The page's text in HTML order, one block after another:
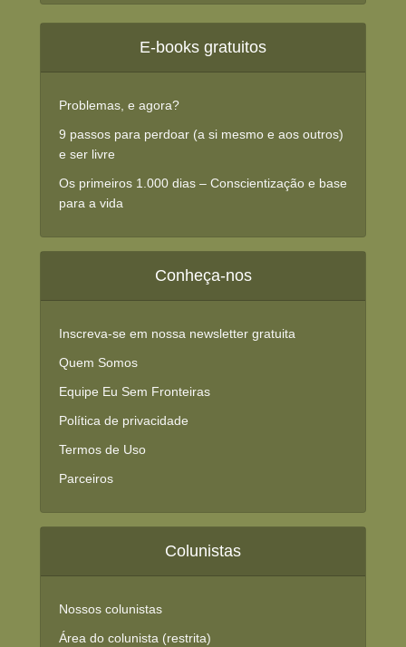
E-books gratuitos
Problemas, e agora?
9 passos para perdoar (a si mesmo e aos outros)
e ser livre
Os primeiros 1.000 dias – Conscientização e base
para a vida
Conheça-nos
Inscreva-se em nossa newsletter gratuita
Quem Somos
Equipe Eu Sem Fronteiras
Política de privacidade
Termos de Uso
Parceiros
Colunistas
Nossos colunistas
Área do colunista (restrita)